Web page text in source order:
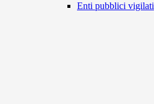
Enti pubblici vigilati